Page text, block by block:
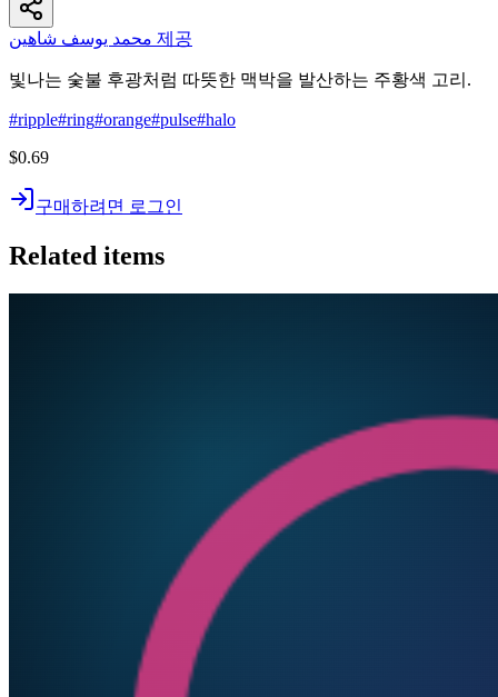
محمد يوسف شاهين 제공
빛나는 숯불 후광처럼 따뜻한 맥박을 발산하는 주황색 고리.
#ripple#ring#orange#pulse#halo
$0.69
구매하려면 로그인
Related items